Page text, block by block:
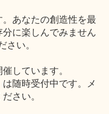
あなたの創造性を最
に楽しんでみません
い。
しています。
随時受付中です。メ
さい。